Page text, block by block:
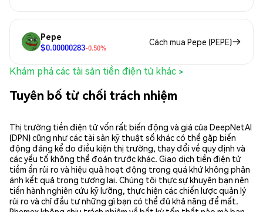
Pepe
$0.00000283-0.50%
Cách mua Pepe (PEPE)
Khám phá các tài sản tiền điện tử khác >
Tuyên bố từ chối trách nhiệm
Thị trường tiền điện tử vốn rất biến động và giá của DeepNetAI
(DPN) cũng như các tài sản kỹ thuật số khác có thể gặp biến
động đáng kể do điều kiện thị trường, thay đổi về quy định và
các yếu tố không thể đoán trước khác. Giao dịch tiền điện tử
tiềm ẩn rủi ro và hiệu quả hoạt động trong quá khứ không phản
ánh kết quả trong tương lai. Chúng tôi thực sự khuyên bạn nên
tiến hành nghiên cứu kỹ lưỡng, thực hiện các chiến lược quản lý
rủi ro và chỉ đầu tư những gì bạn có thể đủ khả năng để mất.